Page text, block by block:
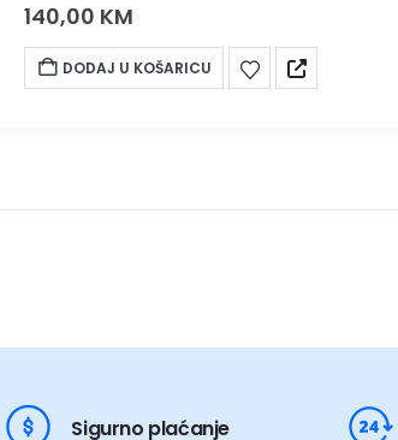
140,00 KM
DODAJ U KOŠARICU
Sigurno plaćanje